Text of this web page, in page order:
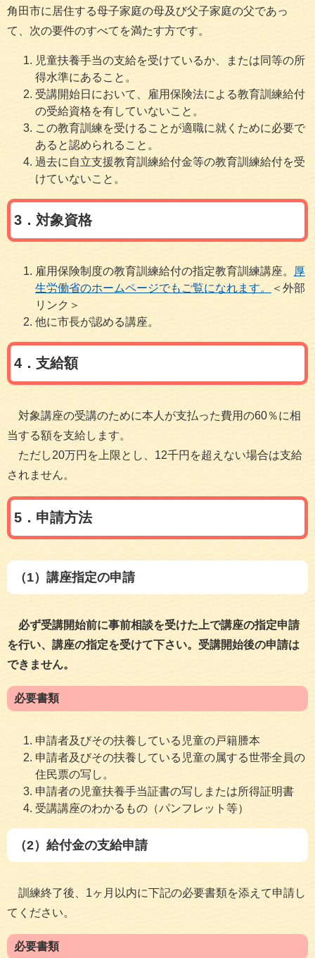
角田市に居住する母子家庭の母及び父子家庭の父であっ
て、次の要件のすべてを満たす方です。
児童扶養手当の支給を受けているか、または同等の所
得水準にあること。
受講開始日において、雇用保険法による教育訓練給付
の受給資格を有していないこと。
この教育訓練を受けることが適職に就くために必要で
あると認められること。
過去に自立支援教育訓練給付金等の教育訓練給付を受
けていないこと。
3．対象資格
雇用保険制度の教育訓練給付の指定教育訓練講座。
厚
生労働省のホームページでもご覧になれます。
＜外部
リンク＞
他に市長が認める講座。
4．支給額
対象講座の受講のために本人が支払った費用の60％に相
当する額を支給します。
ただし20万円を上限とし、12千円を超えない場合は支給
されません。
5．申請方法
（1）講座指定の申請
必ず受講開始前に事前相談を受けた上で講座の指定申請
を行い、講座の指定を受けて下さい。受講開始後の申請は
できません。
必要書類
申請者及びその扶養している児童の戸籍謄本
申請者及びその扶養している児童の属する世帯全員の
住民票の写し。
申請者の児童扶養手当証書の写しまたは所得証明書
受講講座のわかるもの（パンフレット等）
（2）給付金の支給申請
訓練終了後、1ヶ月以内に下記の必要書類を添えて申請し
てください。
必要書類